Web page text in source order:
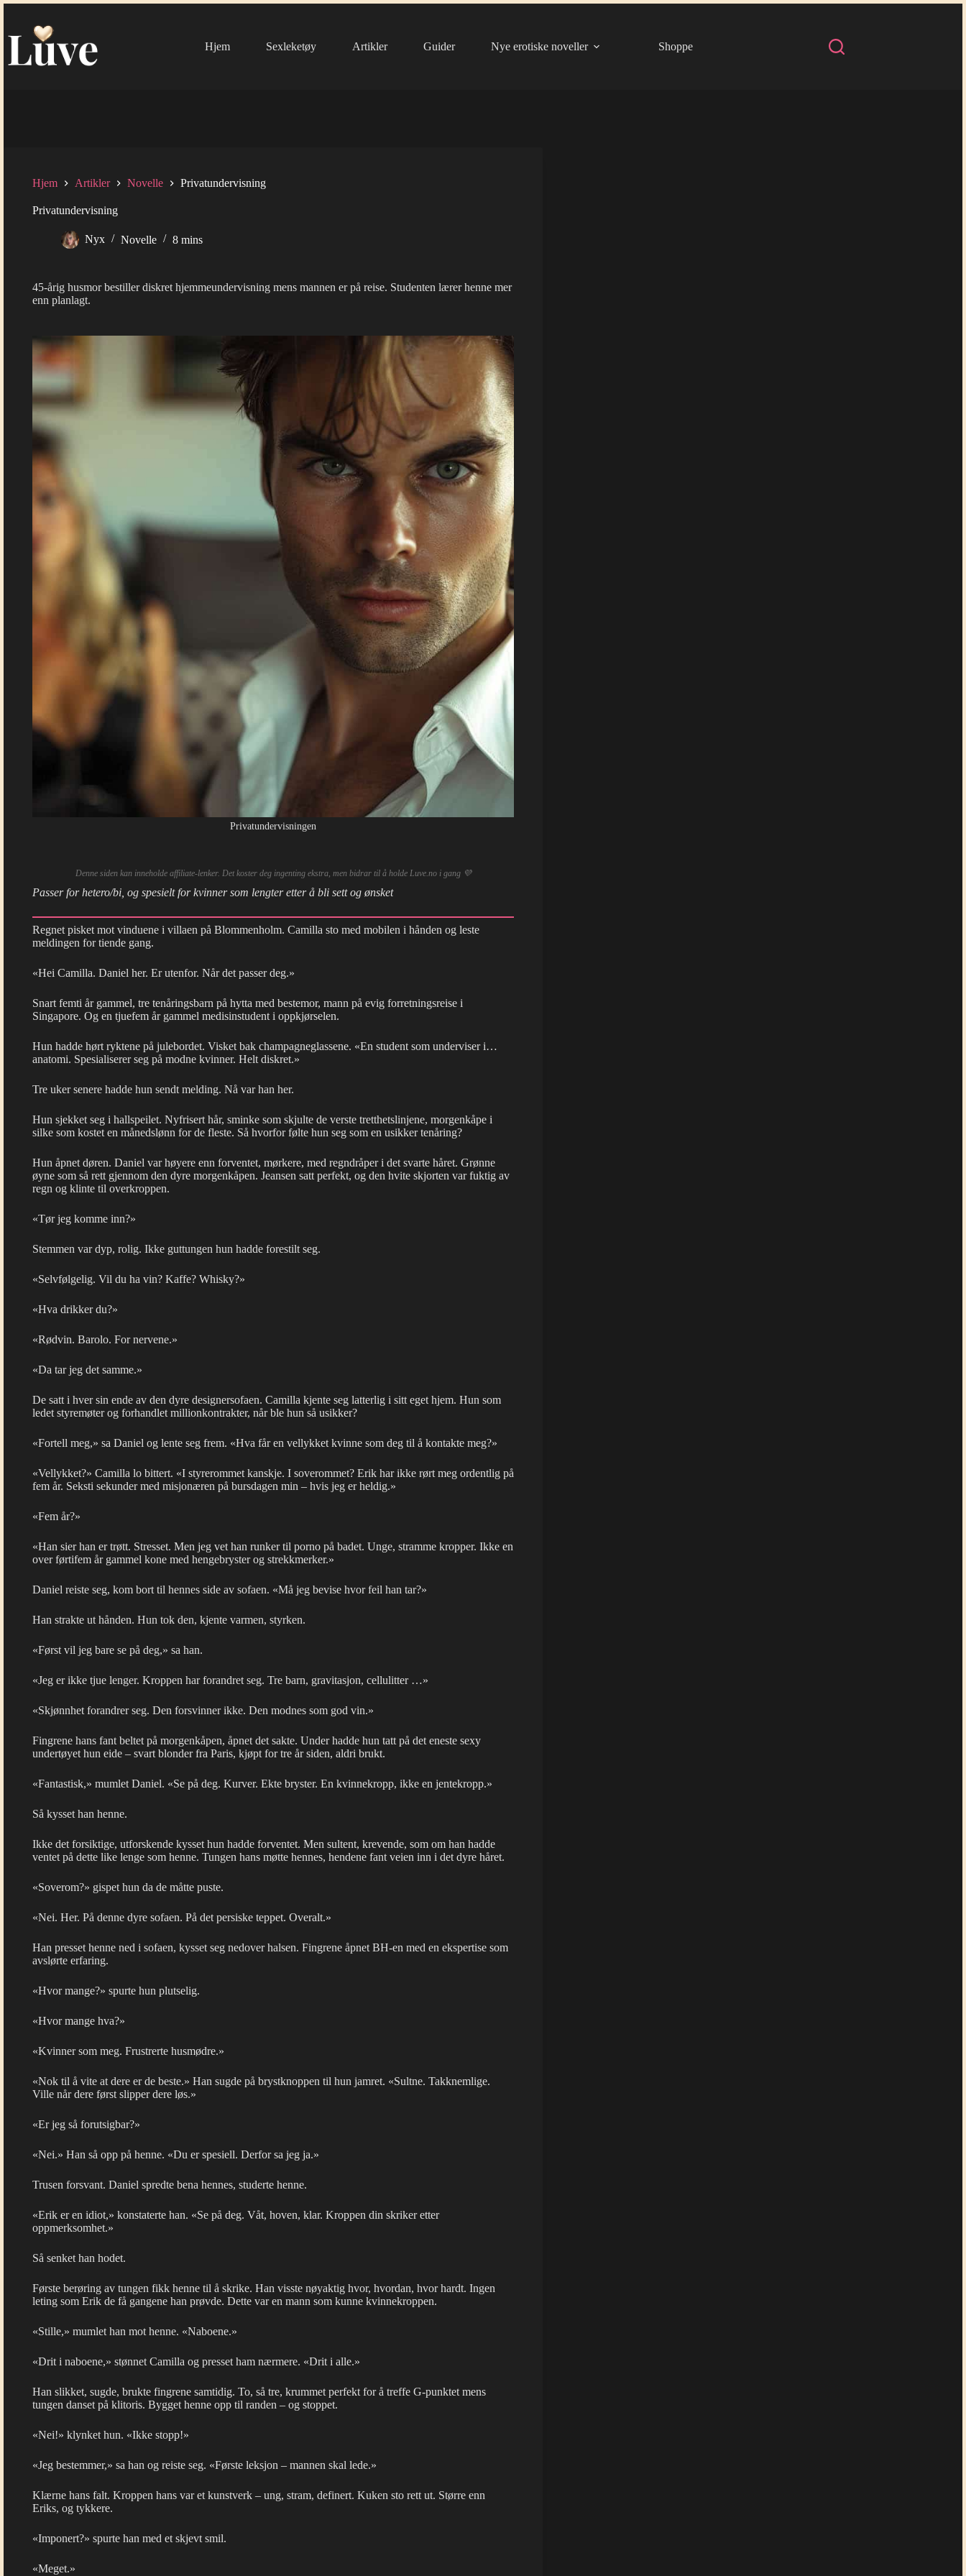
innholdet
Hjem
Sexleketøy Artikler Guider Nye erotiske noveller Shoppe
Hjem Artikler Novelle Privatundervisning
Privatundervisning
Nyx Novelle 8 mins
45-årig husmor bestiller diskret hjemmeundervisning mens mannen er på reise. Studenten lærer henne mer
enn planlagt.
Privatundervisningen
Denne siden kan inneholde affiliate-lenker. Det koster deg ingenting ekstra, men bidrar til å holde Luve.no i gang 💜
Passer for hetero/bi, og spesielt for kvinner som lengter etter å bli sett og ønsket
Regnet pisket mot vinduene i villaen på Blommenholm. Camilla sto med mobilen i hånden og leste
meldingen for tiende gang.
«Hei Camilla. Daniel her. Er utenfor. Når det passer deg.»
Snart femti år gammel, tre tenåringsbarn på hytta med bestemor, mann på evig forretningsreise i
Singapore. Og en tjuefem år gammel medisinstudent i oppkjørselen.
Hun hadde hørt ryktene på julebordet. Visket bak champagneglassene. «En student som underviser i…
anatomi. Spesialiserer seg på modne kvinner. Helt diskret.»
Tre uker senere hadde hun sendt melding. Nå var han her.
Hun sjekket seg i hallspeilet. Nyfrisert hår, sminke som skjulte de verste tretthetslinjene, morgenkåpe i
silke som kostet en månedslønn for de fleste. Så hvorfor følte hun seg som en usikker tenåring?
Hun åpnet døren. Daniel var høyere enn forventet, mørkere, med regndråper i det svarte håret. Grønne
øyne som så rett gjennom den dyre morgenkåpen. Jeansen satt perfekt, og den hvite skjorten var fuktig av
regn og klinte til overkroppen.
«Tør jeg komme inn?»
Stemmen var dyp, rolig. Ikke guttungen hun hadde forestilt seg.
«Selvfølgelig. Vil du ha vin? Kaffe? Whisky?»
«Hva drikker du?»
«Rødvin. Barolo. For nervene.»
«Da tar jeg det samme.»
De satt i hver sin ende av den dyre designersofaen. Camilla kjente seg latterlig i sitt eget hjem. Hun som
ledet styremøter og forhandlet millionkontrakter, når ble hun så usikker?
«Fortell meg,» sa Daniel og lente seg frem. «Hva får en vellykket kvinne som deg til å kontakte meg?»
«Vellykket?» Camilla lo bittert. «I styrerommet kanskje. I soverommet? Erik har ikke rørt meg ordentlig på
fem år. Seksti sekunder med misjonæren på bursdagen min – hvis jeg er heldig.»
«Fem år?»
«Han sier han er trøtt. Stresset. Men jeg vet han runker til porno på badet. Unge, stramme kropper. Ikke en
over førtifem år gammel kone med hengebryster og strekkmerker.»
Daniel reiste seg, kom bort til hennes side av sofaen. «Må jeg bevise hvor feil han tar?»
Han strakte ut hånden. Hun tok den, kjente varmen, styrken.
«Først vil jeg bare se på deg,» sa han.
«Jeg er ikke tjue lenger. Kroppen har forandret seg. Tre barn, gravitasjon, cellulitter …»
«Skjønnhet forandrer seg. Den forsvinner ikke. Den modnes som god vin.»
Fingrene hans fant beltet på morgenkåpen, åpnet det sakte. Under hadde hun tatt på det eneste sexy
undertøyet hun eide – svart blonder fra Paris, kjøpt for tre år siden, aldri brukt.
«Fantastisk,» mumlet Daniel. «Se på deg. Kurver. Ekte bryster. En kvinnekropp, ikke en jentekropp.»
Så kysset han henne.
Ikke det forsiktige, utforskende kysset hun hadde forventet. Men sultent, krevende, som om han hadde
ventet på dette like lenge som henne. Tungen hans møtte hennes, hendene fant veien inn i det dyre håret.
«Soverom?» gispet hun da de måtte puste.
«Nei. Her. På denne dyre sofaen. På det persiske teppet. Overalt.»
Han presset henne ned i sofaen, kysset seg nedover halsen. Fingrene åpnet BH-en med en ekspertise som
avslørte erfaring.
«Hvor mange?» spurte hun plutselig.
«Hvor mange hva?»
«Kvinner som meg. Frustrerte husmødre.»
«Nok til å vite at dere er de beste.» Han sugde på brystknoppen til hun jamret. «Sultne. Takknemlige.
Ville når dere først slipper dere løs.»
«Er jeg så forutsigbar?»
«Nei.» Han så opp på henne. «Du er spesiell. Derfor sa jeg ja.»
Trusen forsvant. Daniel spredte bena hennes, studerte henne.
«Erik er en idiot,» konstaterte han. «Se på deg. Våt, hoven, klar. Kroppen din skriker etter
oppmerksomhet.»
Så senket han hodet.
Første berøring av tungen fikk henne til å skrike. Han visste nøyaktig hvor, hvordan, hvor hardt. Ingen
leting som Erik de få gangene han prøvde. Dette var en mann som kunne kvinnekroppen.
«Stille,» mumlet han mot henne. «Naboene.»
«Drit i naboene,» stønnet Camilla og presset ham nærmere. «Drit i alle.»
Han slikket, sugde, brukte fingrene samtidig. To, så tre, krummet perfekt for å treffe G-punktet mens
tungen danset på klitoris. Bygget henne opp til randen – og stoppet.
«Nei!» klynket hun. «Ikke stopp!»
«Jeg bestemmer,» sa han og reiste seg. «Første leksjon – mannen skal lede.»
Klærne hans falt. Kroppen hans var et kunstverk – ung, stram, definert. Kuken sto rett ut. Større enn
Eriks, og tykkere.
«Imponert?» spurte han med et skjevt smil.
«Meget.»